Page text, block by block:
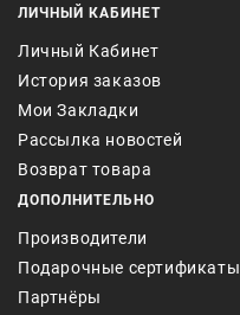
ЛИЧНЫЙ КАБИНЕТ
Личный Кабинет
История заказов
Мои Закладки
Рассылка новостей
Возврат товара
ДОПОЛНИТЕЛЬНО
Производители
Подарочные сертификаты
Партнёры